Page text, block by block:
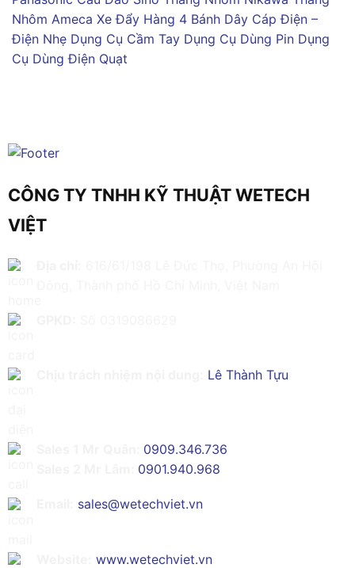
Nhôm Ameca Xe Đẩy Hàng 4 Bánh Dây Cáp Điện –
Điện Nhẹ Dụng Cụ Cầm Tay Dụng Cụ Dùng Pin Dụng
Cụ Dùng Điện Quạt
CÔNG TY TNHH KỸ THUẬT WETECH
VIỆT
Lê Thành Tựu
0909.346.736
0901.940.968
sales@wetechviet.vn
www.wetechviet.vn